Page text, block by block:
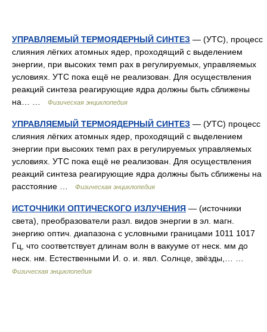
УПРАВЛЯЕМЫЙ ТЕРМОЯДЕРНЫЙ СИНТЕЗ — (УТС), процесс
слияния лёгких атомных ядер, проходящий с выделением
энергии, при высоких темп рах в регулируемых, управляемых
условиях. УТС пока ещё не реализован. Для осуществления
реакций синтеза реагирующие ядра должны быть сближены
на… …
Физическая энциклопедия
УПРАВЛЯЕМЫЙ ТЕРМОЯДЕРНЫЙ СИНТЕЗ — (УТС) процесс
слияния лёгких атомных ядер, проходящий с выделением
энергии при высоких темп pax в регулируемых управляемых
условиях. УТС пока ещё не реализован. Для осуществления
реакций синтеза реагирующие ядра должны быть сближены на
расстояние …
Физическая энциклопедия
ИСТОЧНИКИ ОПТИЧЕСКОГО ИЗЛУЧЕНИЯ — (источники
света), преобразователи разл. видов энергии в эл. магн.
энергию оптич. диапазона с условными границами 1011 1017
Гц, что соответствует длинам волн в вакууме от неск. мм до
неск. нм. Естественными И. о. и. явл. Солнце, звёзды,… …
Физическая энциклопедия